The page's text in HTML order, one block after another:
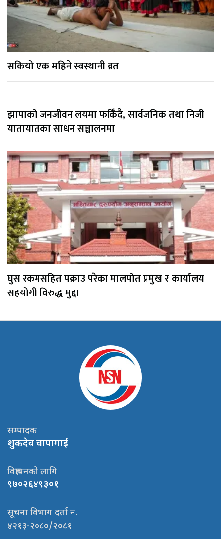
सकियो एक महिने स्वस्थानी व्रत
झापाको जनजीवन लयमा फर्किँदै, सार्वजनिक तथा निजी
यातायातका साधन सञ्चालनमा
घुस रकमसहित पक्राउ परेका मालपोत प्रमुख र कार्यालय
सहयोगी विरुद्ध मुद्दा
सम्पादक
शुकदेव चापागाई
विज्ञापनको लागि
९७०२६४९३०१
सूचना विभाग दर्ता नं.
४२१३-२०८०/२०८१